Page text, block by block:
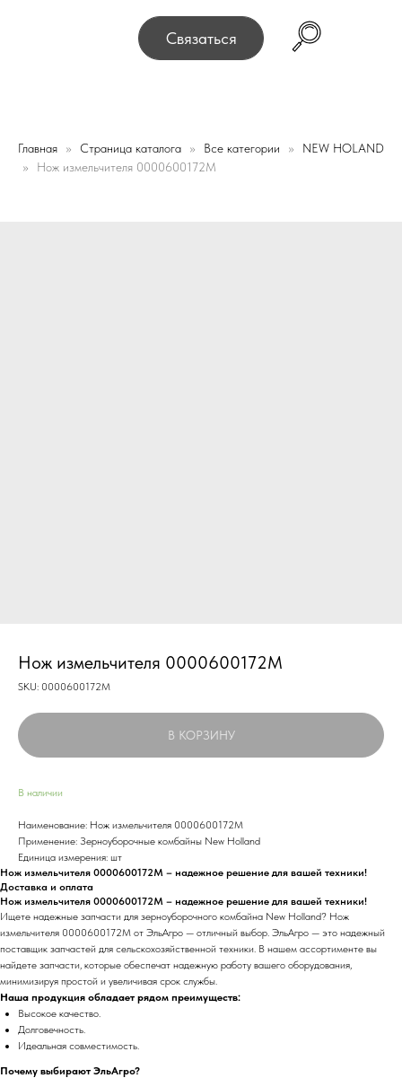
Связаться
Офис и склад теперь по адресу 220075, г. Минск,
Главная Страница каталога Все категории
NEW HOLAND
Нож измельчителя 0000600172M
Нож измельчителя 0000600172M
SKU: 0000600172M
В КОРЗИНУ
В наличии
Наименование: Нож измельчителя 0000600172M
Применение: Зерноуборочные комбайны New Holland
Единица измерения: шт
Нож измельчителя 0000600172M – надежное решение для вашей техники!
Доставка и оплата
Нож измельчителя 0000600172M – надежное решение для вашей техники!
Ищете надежные запчасти для зерноуборочного комбайна New Holland? Нож
измельчителя 0000600172M от ЭльАгро — отличный выбор. ЭльАгро — это надежный
поставщик запчастей для сельскохозяйственной техники. В нашем ассортименте вы
найдете запчасти, которые обеспечат надежную работу вашего оборудования,
минимизируя простой и увеличивая срок службы.
Наша продукция обладает рядом преимуществ:
Высокое качество.
Долговечность.
Идеальная совместимость.
Почему выбирают ЭльАгро?